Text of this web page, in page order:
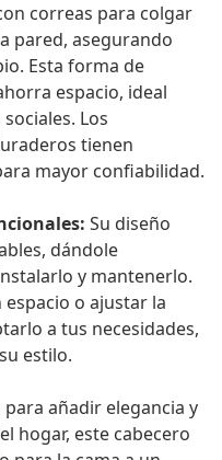
correas para colgar
pared, asegurando
Esta forma de
espacio, ideal
Los
tienen
mayor confiabilidad.
Su diseño
dándole
y mantenerlo.
o ajustar la
a tus necesidades,
estilo.
añadir elegancia y
hogar, este cabecero